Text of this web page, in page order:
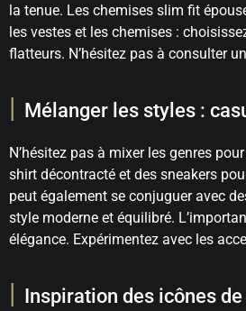
la tenue. Les chemises slim fit
les vestes et les chemises :
flatteurs. N’hésitez pas à consulter
Mélanger les styles :
N’hésitez pas à mixer les genres
shirt décontracté et des sneakers
peut également se conjuguer avec
style moderne et équilibré.
élégance. Expérimentez avec les
Inspiration des icônes